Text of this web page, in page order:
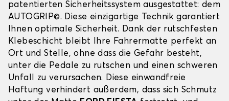
patentierten Sicherheitssystem ausgestattet: dem
AUTOGRIP©. Diese einzigartige Technik garantiert
Ihnen optimale Sicherheit. Dank der rutschfesten
Klebeschicht bleibt Ihre Fahrermatte perfekt an
Ort und Stelle, ohne dass die Gefahr besteht,
unter die Pedale zu rutschen und einen schweren
Unfall zu verursachen. Diese einwandfreie
Haftung verhindert außerdem, dass sich Schmutz